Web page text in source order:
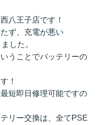
八王子店です！
ず、充電が悪い
した。
うことでバッテリーの
！
短即日修理可能ですの
リー交換は、全てPSE